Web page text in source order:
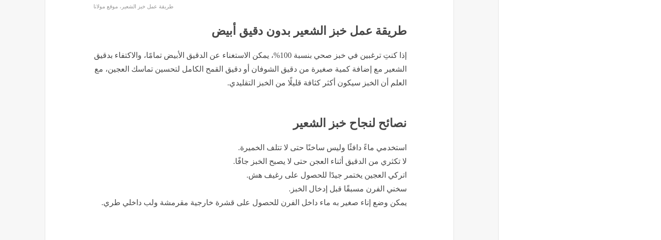
طريقة عمل خبز الشعير، موقع مولانا
طريقة عمل خبز الشعير بدون دقيق أبيض
إذا كنتِ ترغبين في خبز صحي بنسبة 100%، يمكن الاستغناء عن الدقيق الأبيض تمامًا، والاكتفاء بدقيق
الشعير مع إضافة كمية صغيرة من دقيق الشوفان أو دقيق القمح الكامل لتحسين تماسك العجين، مع
العلم أن الخبز سيكون أكثر كثافة قليلًا من الخبز التقليدي.
نصائح لنجاح خبز الشعير
استخدمي ماءً دافئًا وليس ساخنًا حتى لا تتلف الخميرة.
لا تكثري من الدقيق أثناء العجن حتى لا يصبح الخبز جافًا.
اتركي العجين يختمر جيدًا للحصول على رغيف هش.
سخني الفرن مسبقًا قبل إدخال الخبز.
يمكن وضع إناء صغير به ماء داخل الفرن للحصول على قشرة خارجية مقرمشة ولب داخلي طري.